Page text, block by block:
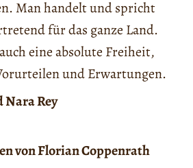
Man handelt und spricht
für das ganze Land.
eine absolute Freiheit,
und Erwartungen.
Nara Rey
von Florian Coppenrath